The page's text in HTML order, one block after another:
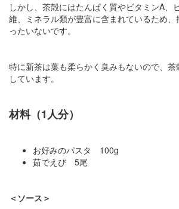
しかし、茶殻にはたんぱく質やビタミンA、
維、ミネラル類が豊富に含まれているため、
ったいないです。
特に新茶は葉も柔らかく臭みもないので、
しています。
材料（1人分）
お好みのパスタ 100g
茹でえび 5尾
＜ソース＞